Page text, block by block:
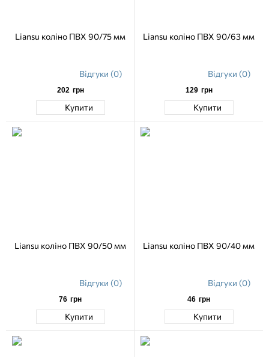
Liansu коліно ПВХ 90/75 мм
Відгуки (0)
202 грн
Купити
Liansu коліно ПВХ 90/63 мм
Відгуки (0)
129 грн
Купити
Liansu коліно ПВХ 90/50 мм
Відгуки (0)
76 грн
Купити
Liansu коліно ПВХ 90/40 мм
Відгуки (0)
46 грн
Купити